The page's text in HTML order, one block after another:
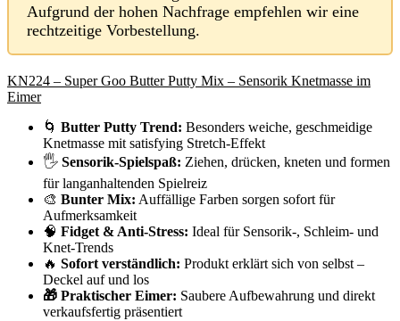
Aufgrund der hohen Nachfrage empfehlen wir eine
rechtzeitige Vorbestellung.
KN224 – Super Goo Butter Putty Mix – Sensorik Knetmasse im
Eimer
🌀 Butter Putty Trend: Besonders weiche, geschmeidige
Knetmasse mit satisfying Stretch-Effekt
🖐️ Sensorik-Spielspaß: Ziehen, drücken, kneten und formen
für langanhaltenden Spielreiz
🎨 Bunter Mix: Auffällige Farben sorgen sofort für
Aufmerksamkeit
🧠 Fidget & Anti-Stress: Ideal für Sensorik-, Schleim- und
Knet-Trends
🔥 Sofort verständlich: Produkt erklärt sich von selbst –
Deckel auf und los
🎁 Praktischer Eimer: Saubere Aufbewahrung und direkt
verkaufsfertig präsentiert